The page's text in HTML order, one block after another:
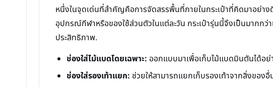
หนึ่งในจุดเด่นที่สำคัญคือการจัดสรรพื้นที่ภายในกระเป๋าที่คิดมาอย่า
อุปกรณ์กีฬาหรือของใช้ส่วนตัวในแต่ละวัน กระเป๋ารุ่นนี้จึงเป็นมากกว่
ประสิทธิภาพ.
ช่องใส่ไม้แบดโดยเฉพาะ: ออกแบบมาเพื่อเก็บไม้แบดมินตันได้อ
ช่องใส่รองเท้าแยก: ช่วยให้สามารถแยกเก็บรองเท้าจากสิ่งขอ